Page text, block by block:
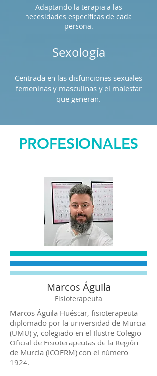
Adaptando la terapia a las
necesidades específicas de cada
persona.
Sexología
Centrada en las disfunciones sexuales
femeninas y masculinas y el malestar
que generan.
PROFESIONALES
Marcos Águila
Fisioterapeuta
Marcos Águila Huéscar, fisioterapeuta
diplomado por la universidad de Murcia
(UMU) y, colegiado en el Ilustre Colegio
Oficial de Fisioterapeutas de la Región
de Murcia (ICOFRM) con el número
1924.